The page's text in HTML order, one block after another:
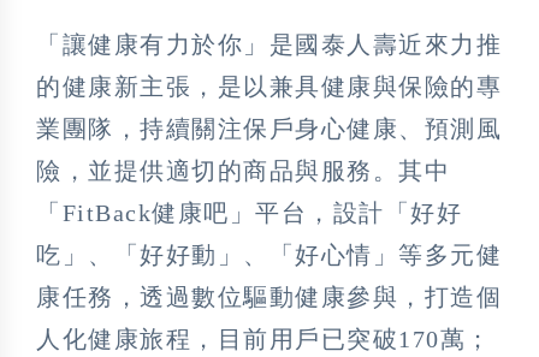
「讓健康有力於你」是國泰人壽近來力推
的健康新主張，是以兼具健康與保險的專
業團隊，持續關注保戶身心健康、預測風
險，並提供適切的商品與服務。其中
「FitBack健康吧」平台，設計「好好
吃」、「好好動」、「好心情」等多元健
康任務，透過數位驅動健康參與，打造個
人化健康旅程，目前用戶已突破170萬；